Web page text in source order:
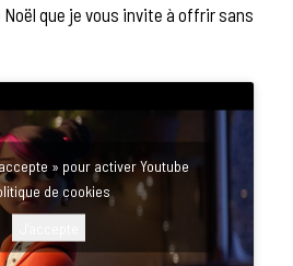
que je vous invite à offrir sans
» pour activer Youtube
de cookies